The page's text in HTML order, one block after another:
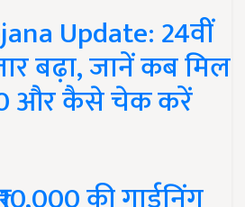
Update: 24वीं
बढ़ा, जानें कब मिल
और कैसे चेक करें